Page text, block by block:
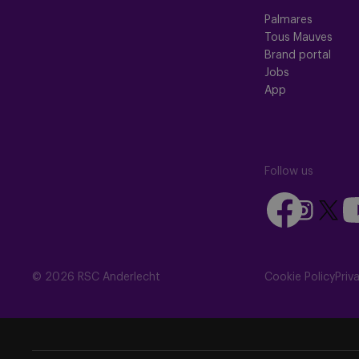
© 2026 RSC Anderlecht
Palmares
Tous Mauves
Brand portal
Jobs
App
Follow us
Follow
us
Follow
us
Follow
(Twitter)
us
Cookie Policy